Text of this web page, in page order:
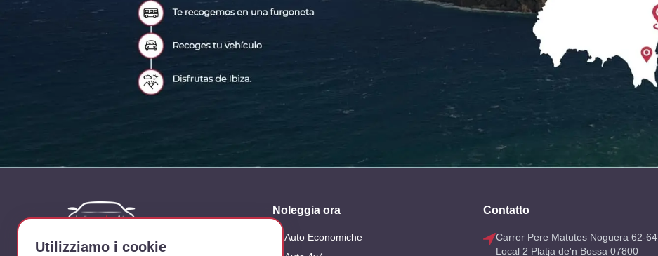
Azienda dedicata al noleggio di veicoli
Noleggia ora
Auto Economiche
Contatto
Carrer Pere Matutes Noguera 62-64
Local 2 Platja de'n Bossa 07800
Utilizziamo i cookie